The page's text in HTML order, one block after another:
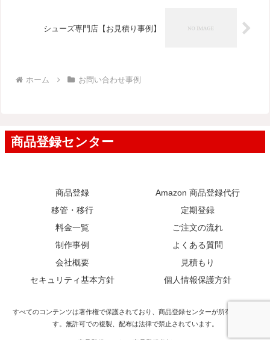
シューズ専門店【お見積り事例】
ホーム お問い合わせ事例
商品登録
Amazon 商品登録代行
移管・移行
定期登録
料金一覧
ご注文の流れ
制作事例
よくある質問
会社概要
見積もり
セキュリティ基本方針
個人情報保護方針
すべてのコンテンツは著作権で保護されており、商品登録センターが所有していま
す。無許可での複製、配布は法律で禁止されています。